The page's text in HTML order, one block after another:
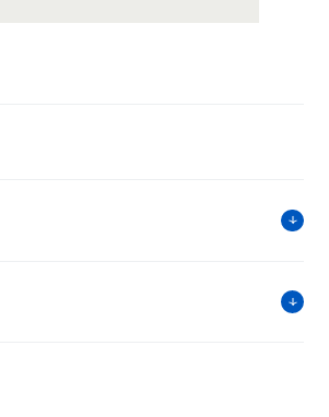
お知らせ・
完全子会社吸収合併でケイパビリティを結集